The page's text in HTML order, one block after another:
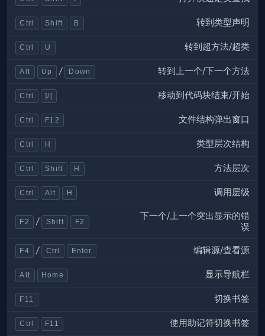
Ctrl Shift B 转到类型声明
Ctrl U 转到超方法/超类
Alt Up / Down 转到上一个/下一个方法
Ctrl ]/[ 移动到代码块结束/开始
Ctrl F12 文件结构弹出窗口
Ctrl H 类型层次结构
Ctrl Shift H 方法层次
Ctrl Alt H 调用层级
F2 / Shift F2
下一个/上一个突出显示的错
误
F4 / Ctrl Enter 编辑源/查看源
Alt Home 显示导航栏
F11 切换书签
Ctrl F11 使用助记符切换书签